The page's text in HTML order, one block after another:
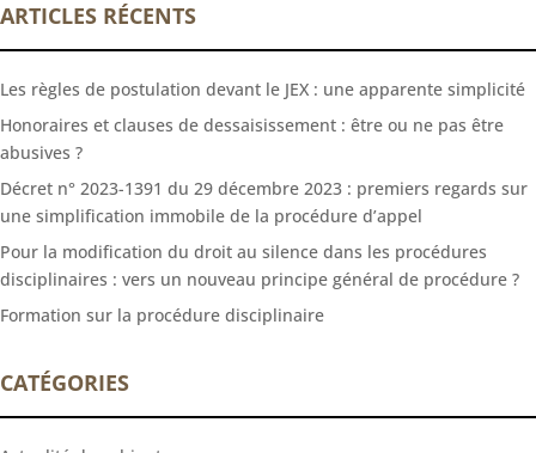
ARTICLES RÉCENTS
Les règles de postulation devant le JEX : une apparente simplicité
Honoraires et clauses de dessaisissement : être ou ne pas être
abusives ?
Décret n° 2023-1391 du 29 décembre 2023 : premiers regards sur
une simplification immobile de la procédure d’appel
Pour la modification du droit au silence dans les procédures
disciplinaires : vers un nouveau principe général de procédure ?
Formation sur la procédure disciplinaire
CATÉGORIES